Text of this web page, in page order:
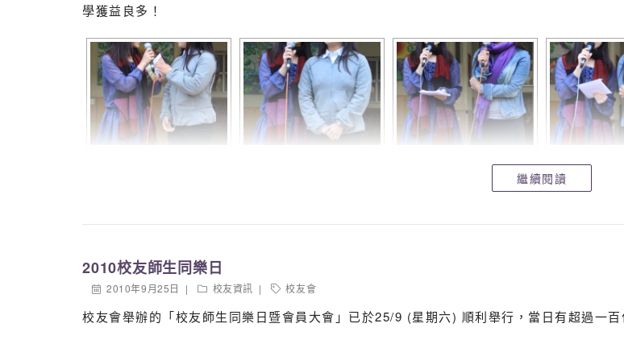
學獲益良多！
繼續閱讀
2010校友師生同樂日
2010年9月25日 校友資訊 校友會
校友會舉辦的「校友師生同樂日暨會員大會」已於25/9 (星期六) 順利舉行，當日有超過一百